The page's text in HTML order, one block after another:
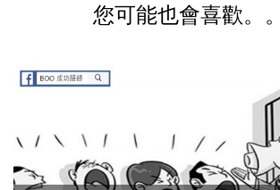
您可能也會喜歡。。